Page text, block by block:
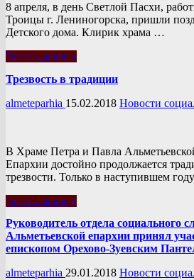
8 апреля, в день Светлой Пасхи,
Троицы г. Лениногорска, пришли
Детского дома. Клирик храма …
Читать далее »
Трезвость в традиции
almeteparhia 15.02.2018 Новости
В Храме Петра и Павла
Епархии достойно продолжается
трезвости. Только в наступившем
Читать далее »
Руководитель отдела социального
Альметьевской епархии принял
епископом Орехово-Зуевским
almeteparhia 29.01.2018 Новости